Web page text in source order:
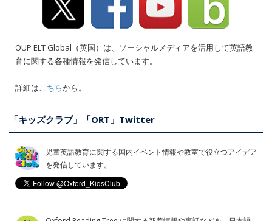
OUP ELT Global（英国）は、ソーシャルメディアを活用して英語教
育に関する各種情報を発信しています。
詳細はこちらから。
「キッズクラブ」「ORT」Twitter
児童英語教育に関する国内イベント情報や教室で役立つアイデア
を発信しています。